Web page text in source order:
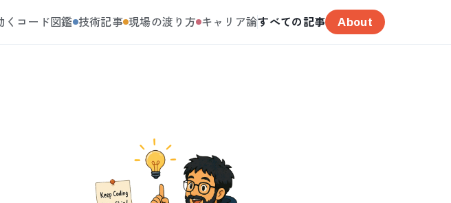
くコード図鑑 技術記事 現場の渡り方 キャリア論すべての記事 About